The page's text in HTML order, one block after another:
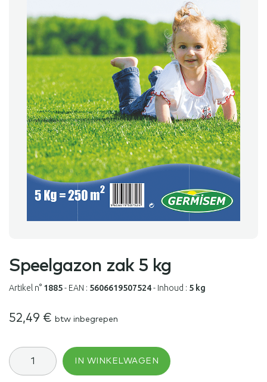
Speelgazon zak 5 kg
Artikel n° 1885- EAN : 5606619507524- Inhoud : 5 kg
52,49 € btw inbegrepen
Speelgazon
zak
5
IN WINKELWAGEN